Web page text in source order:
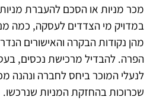
מכר מניות או הסכם להעברת
במדויק מי הצדדים לעסקה, כמה
מהן נקודות הבקרה והאישורים
הפרה. להבדיל מרכישת נכסים,
לנעלי המוכר ביחס לחברה ונהנה
שכרוכות בהחזקת המניות שנרכשו.